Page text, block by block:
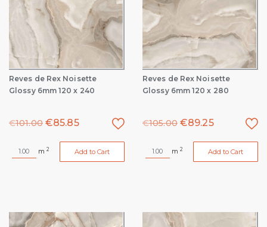
Reves de Rex Noisette
Glossy 6mm 120 x 240
€101.00 €85.85
m 2 Add to Cart
Reves de Rex Noisette
Glossy 6mm 120 x 280
€105.00 €89.25
m 2 Add to Cart